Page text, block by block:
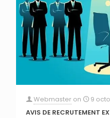
Webmaster on
9
AVIS DE RECRUTEMENT